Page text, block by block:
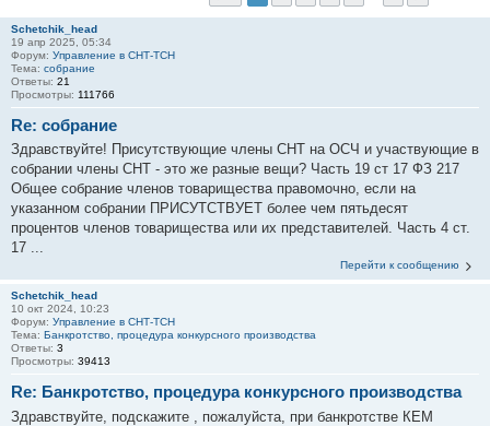
Schetchik_head
19 апр 2025, 05:34
Форум: Управление в СНТ-ТСН
Тема: собрание
Ответы: 21
Просмотры: 111766
Re: собрание
Здравствуйте! Присутствующие члены СНТ на ОСЧ и участвующие в
собрании члены СНТ - это же разные вещи? Часть 19 ст 17 ФЗ 217
Общее собрание членов товарищества правомочно, если на
указанном собрании ПРИСУТСТВУЕТ более чем пятьдесят
процентов членов товарищества или их представителей. Часть 4 ст.
17 ...
Перейти к сообщению
Schetchik_head
10 окт 2024, 10:23
Форум: Управление в СНТ-ТСН
Тема: Банкротство, процедура конкурсного производства
Ответы: 3
Просмотры: 39413
Re: Банкротство, процедура конкурсного производства
Здравствуйте, подскажите , пожалуйста, при банкротстве КЕМ